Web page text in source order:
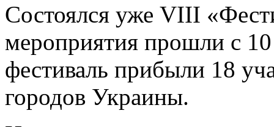
Состоялся уже VIII
мероприятия прошли с
фестиваль прибыли 18
городов Украины.